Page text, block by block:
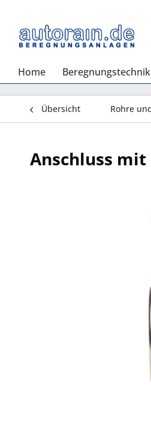
Home Beregnungstechnik
Übersicht Rohre
Anschluss